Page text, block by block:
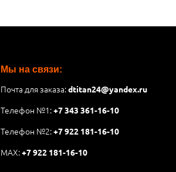
Мы на связи:
Почта для заказа:dtitan24@yandex.ru
Телефон №1:+7 343 361-16-10
Телефон №2:+7 922 181-16-10
MAX:+7 922 181-16-10